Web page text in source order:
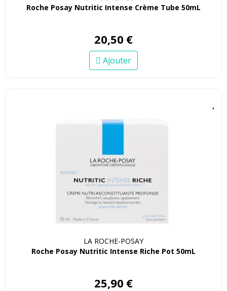
Roche Posay Nutritic Intense Crème Tube 50mL
20,50 €
Ajouter
LA ROCHE-POSAY
Roche Posay Nutritic Intense Riche Pot 50mL
25,90 €